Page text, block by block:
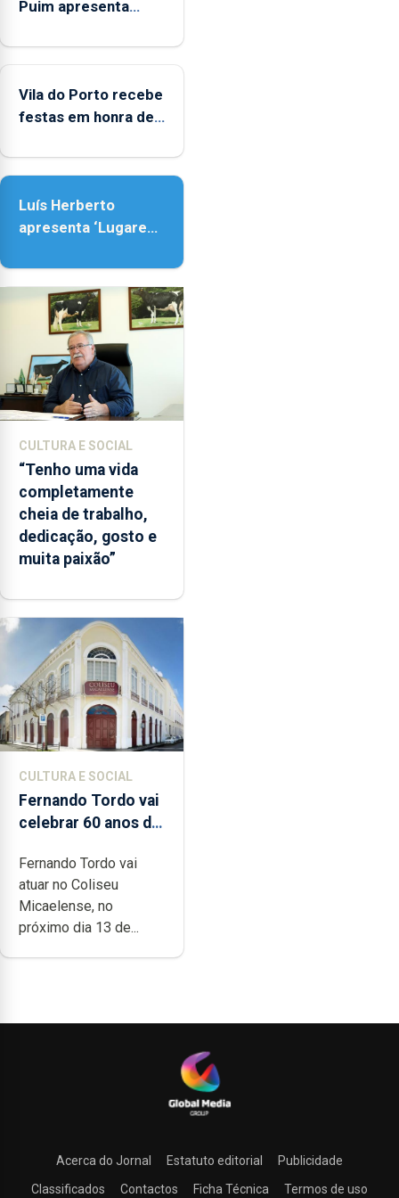
Puim apresenta
de Vila do Porto
Vila do Porto recebe
festas em honra de
Assunção
Luís Herberto
apresenta ‘Lugares
CULTURA E SOCIAL
“Tenho uma vida
completamente
cheia de trabalho,
dedicação, gosto e
muita paixão”
CULTURA E SOCIAL
Fernando Tordo vai
celebrar 60 anos de
Micaelense
Fernando Tordo vai
atuar no Coliseu
Micaelense, no
próximo dia 13 de...
Acerca do Jornal Estatuto editorial
Publicidade
Classificados
Contactos Ficha Técnica Termos de uso